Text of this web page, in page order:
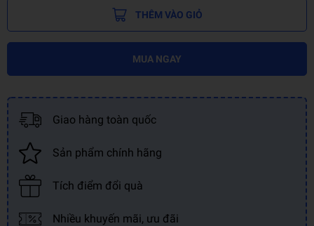
THÊM VÀO GIỎ
MUA NGAY
Giao hàng toàn quốc
Sản phẩm chính hãng
Tích điểm đổi quà
Nhiều khuyến mãi, ưu đãi